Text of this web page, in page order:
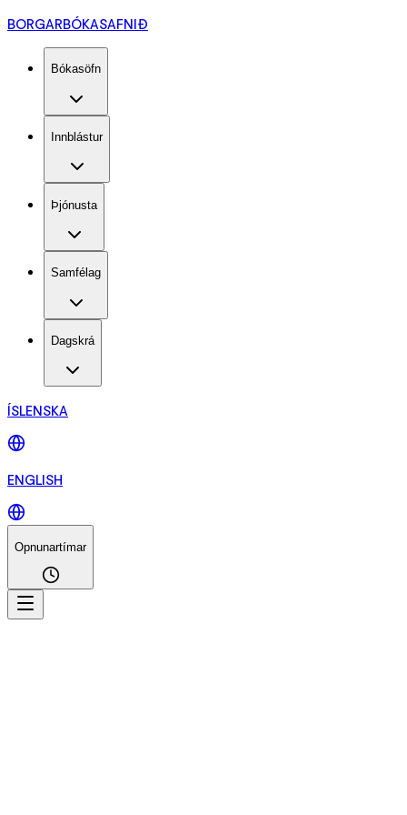
BORGARBÓKASAFNIÐ
Bókasöfn
Innblástur
Þjónusta
Samfélag
Dagskrá
ÍSLENSKA
ENGLISH
Opnunartímar